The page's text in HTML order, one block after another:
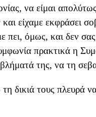
να είμαι
είχαμε εκφράσει
πει, όμως, και δεν
πρακτικά η
της, να τη
δικιά τους πλευρά